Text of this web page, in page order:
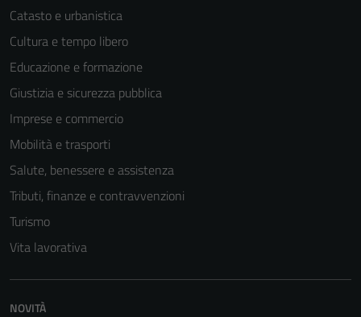
Catasto e urbanistica
Cultura e tempo libero
Educazione e formazione
Giustizia e sicurezza pubblica
Imprese e commercio
Mobilità e trasporti
Salute, benessere e assistenza
Tributi, finanze e contravvenzioni
Turismo
Vita lavorativa
NOVITÀ